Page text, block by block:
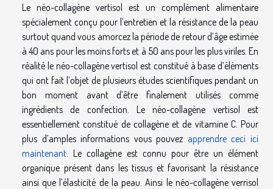
Le néo-collagène vertisol est un complément alimentaire
spécialement conçu pour l’entretien et la résistance de la peau
surtout quand vous amorcez la période de retour d’âge estimée
à 40 ans pour les moins forts et à 50 ans pour les plus viriles. En
réalité le néo-collagène vertisol est constitué à base d’éléments
qui ont fait l’objet de plusieurs études scientifiques pendant un
bon moment avant d’être finalement utilisés comme
ingrédients de confection. Le néo-collagène vertisol est
essentiellement constitué de collagène et de vitamine C. Pour
plus d’amples informations vous pouvez apprendre ceci ici
maintenant . Le collagène est connu pour être un élément
organique présent dans les tissus et favorisant la résistance
ainsi que l’élasticité de la peau. Ainsi le néo-collagène verrisol